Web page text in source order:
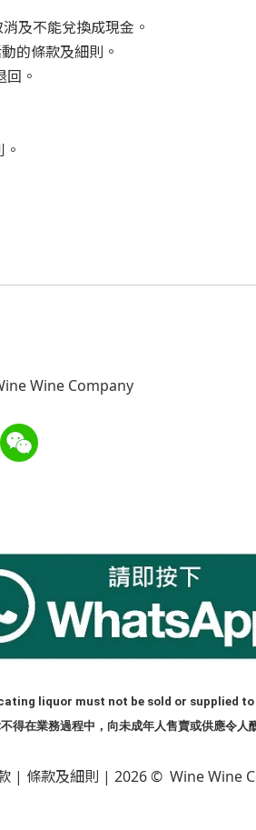
及不能兌換成現金。
的條款及細則。
。
Wine Company
liquor must not be sold or supplied
得在業務過程中，向未成年人售賣或供應令人
| 條款及細則 | 2026 © Wine Wine